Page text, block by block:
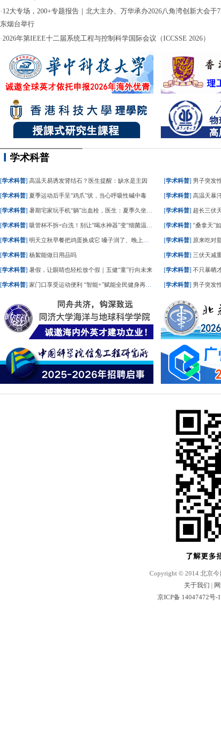
· 12大专场，200+专题报告｜北大主办、万华承办2026八角湾创新大会于
东烟台举行
·2026年第IEEE十二届系统工程与控制科学国际会议（ICCSSE 2026）
学术科普
[学术科普] 高温天易诱发肾结石？医生提醒：缺水是主因
[学术科普] 夏季运动后手呈“鸡爪”状，当心呼吸性碱中毒
[学术科普] 暑期宅家玩手机“躺”出血栓，医生：夏季久坐风险高
[学术科普] 吸管杯不拆=白洗！别让“喝水神器”变“细菌温床”
[学术科普] 明天立秋早餐把鸡蛋换成它 嗓子润了、晚上睡踏实了
[学术科普] 杨絮能做日用品吗
[学术科普] 暑假，让眼睛也轻松放个假｜五健“童”行向未来
[学术科普] 家门口享受运动便利 “智能+”赋能全民健身再升级
[学术科普] 男子突发
[学术科普] 高温天暴
[学术科普] 超长三伏天
[学术科普] “桑拿天”
[学术科普] 原来吃对脂肪，
[学术科普] 三伏天减
[学术科普] 不只暴晒
[学术科普] 男子突发
Copyright © 2014 北京今
关于我们 |
京ICP备 14047472号-